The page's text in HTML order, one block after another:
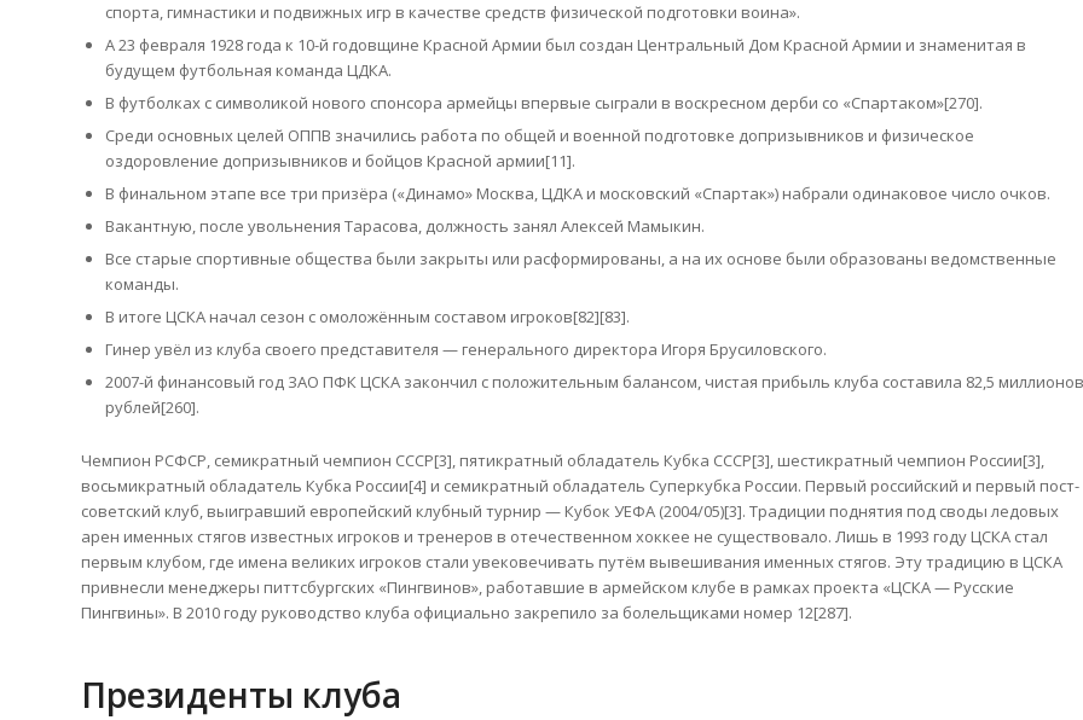
спорта, гимнастики и подвижных игр в качестве средств физической подготовки воина».
А 23 февраля 1928 года к 10-й годовщине Красной Армии был создан Центральный Дом Красной Армии и знаменитая в
будущем футбольная команда ЦДКА.
В футболках с символикой нового спонсора армейцы впервые сыграли в воскресном дерби со «Спартаком»[270].
Среди основных целей ОППВ значились работа по общей и военной подготовке допризывников и физическое
оздоровление допризывников и бойцов Красной армии[11].
В финальном этапе все три призёра («Динамо» Москва, ЦДКА и московский «Спартак») набрали одинаковое число очков.
Вакантную, после увольнения Тарасова, должность занял Алексей Мамыкин.
Все старые спортивные общества были закрыты или расформированы, а на их основе были образованы ведомственные
команды.
В итоге ЦСКА начал сезон с омоложённым составом игроков[82][83].
Гинер увёл из клуба своего представителя — генерального директора Игоря Брусиловского.
2007-й финансовый год ЗАО ПФК ЦСКА закончил с положительным балансом, чистая прибыль клуба составила 82,5 миллионов
рублей[260].
Чемпион РСФСР, семикратный чемпион СССР[3], пятикратный обладатель Кубка СССР[3], шестикратный чемпион России[3],
восьмикратный обладатель Кубка России[4] и семикратный обладатель Суперкубка России. Первый российский и первый пост-
советский клуб, выигравший европейский клубный турнир — Кубок УЕФА (2004/05)[3]. Традиции поднятия под своды ледовых
арен именных стягов известных игроков и тренеров в отечественном хоккее не существовало. Лишь в 1993 году ЦСКА стал
первым клубом, где имена великих игроков стали увековечивать путём вывешивания именных стягов. Эту традицию в ЦСКА
привнесли менеджеры питтсбургских «Пингвинов», работавшие в армейском клубе в рамках проекта «ЦСКА — Русские
Пингвины». В 2010 году руководство клуба официально закрепило за болельщиками номер 12[287].
Президенты клуба